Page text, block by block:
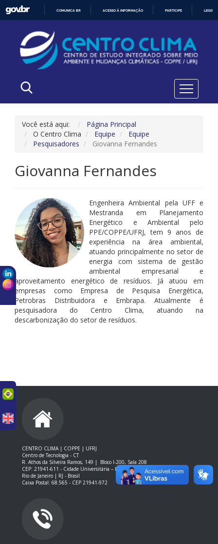
O
CONTEÚDO
COMUNICA BR ACESSO À INFORMAÇÃO PARTICIPE
Você está aqui:
Página Principal
O Centro Clima
Equipe
Equipe
Pesquisadores
Giovanna Fernandes
Giovanna Fernandes
Engenheira Ambiental pela UFF e
Mestranda em Planejamento
Energético e Ambiental pelo
PPE/COPPE/UFRJ, tem 9 anos de
experiência na área ambiental,
atuando principalmente no setor de
energia com sistema de gestão
ambiental empresarial e
aproveitamento energético de resíduos. Já atuou em
empresas como Empresa de Pesquisa Energética,
Petrobras Distribuidora e Embrapa. Atualmente é
pesquisadora do Centro Clima, atuando na
descarbonização do setor de resíduos.
CENTRO CLIMA | COPPE | UFRJ
Centro de Tecnologia - CT
R. Athos da Silveira Ramos, 149 |
Bloco I-200, Sala 208
CEP: 21941-611 - Cidade Universitária – Ilha do Fundão – RJ
Rio de Janeiro | RJ - Brasil
Caixa Postal: 68.565 - CEP 21941-972